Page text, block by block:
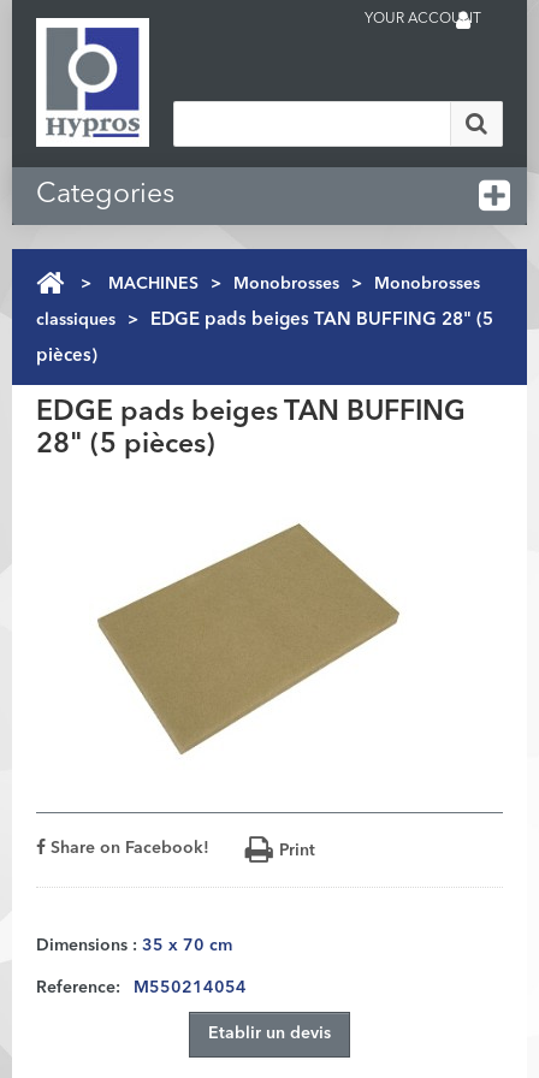
YOUR ACCOUNT
Categories
> MACHINES > Monobrosses > Monobrosses
classiques >
EDGE pads beiges TAN BUFFING 28" (5
pièces)
EDGE pads beiges TAN BUFFING
28" (5 pièces)
Share on Facebook! Print
Dimensions : 35 x 70 cm
Reference: M550214054
Etablir un devis